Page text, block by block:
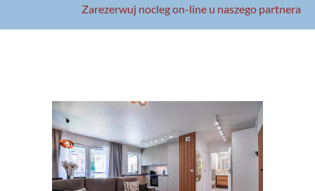
Zarezerwuj nocleg on-line u naszego partnera